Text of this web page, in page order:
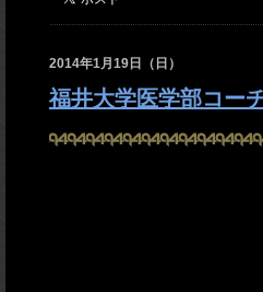
2014年1月19日（日）
福井大学医学部コー